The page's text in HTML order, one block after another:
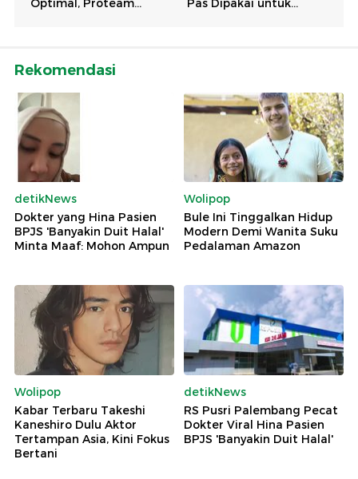
Rekomendasi
detikNews
Dokter yang Hina Pasien
BPJS 'Banyakin Duit Halal'
Minta Maaf: Mohon Ampun
Wolipop
Bule Ini Tinggalkan Hidup
Modern Demi Wanita Suku
Pedalaman Amazon
Wolipop
Kabar Terbaru Takeshi
Kaneshiro Dulu Aktor
Tertampan Asia, Kini Fokus
Bertani
detikNews
RS Pusri Palembang Pecat
Dokter Viral Hina Pasien
BPJS 'Banyakin Duit Halal'